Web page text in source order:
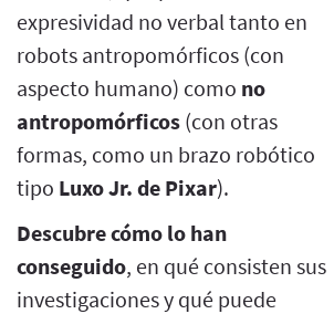
expresividad no verbal tanto en
robots antropomórficos (con
aspecto humano) como no
antropomórficos (con otras
formas, como un brazo robótico
tipo Luxo Jr. de Pixar).
Descubre cómo lo han
conseguido, en qué consisten sus
investigaciones y qué puede